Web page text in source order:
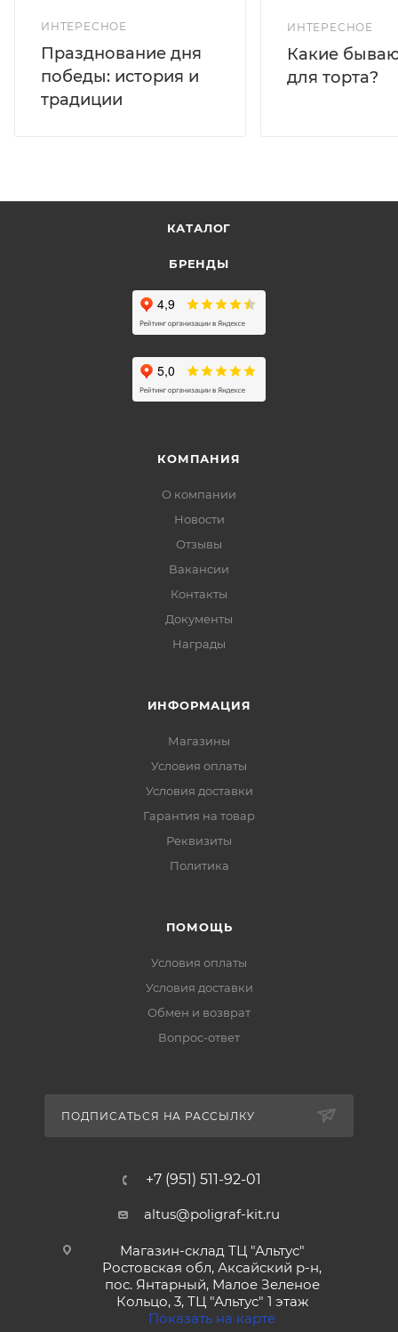
ИНТЕРЕСНОЕ
Празднование дня
победы: история и
традиции
ИНТЕРЕСНОЕ
Какие
для торта?
КАТАЛОГ
БРЕНДЫ
КОМПАНИЯ
О компании
Новости
Отзывы
Вакансии
Контакты
Документы
Награды
ИНФОРМАЦИЯ
Магазины
Условия оплаты
Условия доставки
Гарантия на товар
Реквизиты
Политика
ПОМОЩЬ
Условия оплаты
Условия доставки
Обмен и возврат
Вопрос-ответ
ПОДПИСАТЬСЯ НА РАССЫЛКУ
+7 (951) 511-92-01
altus@poligraf-kit.ru
Магазин-склад ТЦ "Альтус"
Ростовская обл, Аксайский р-н,
пос. Янтарный, Малое Зеленое
Кольцо, 3, ТЦ "Альтус" 1 этаж
Показать на карте